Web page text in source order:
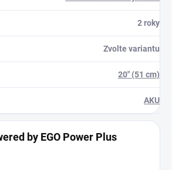
2 roky
Zvolte variantu
20" (51 cm)
AKU
by EGO Power Plus